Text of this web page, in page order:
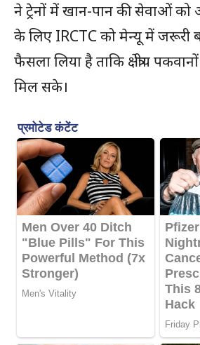
ने ट्रेनों में खान-पान की सेवाओं को
के लिए IRCTC को मेन्यू में जरूरी
फैसला लिया है ताकि क्षेत्रीय
मिल सके।